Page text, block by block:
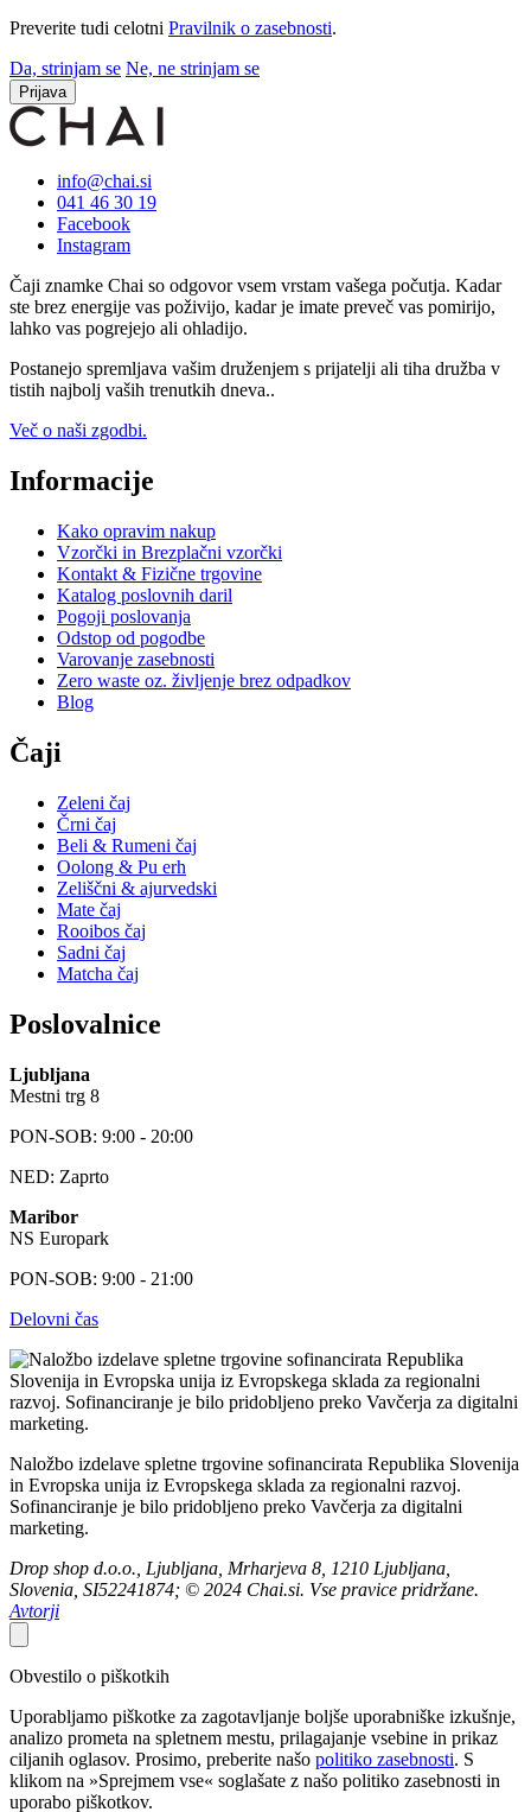
Preverite tudi celotni Pravilnik o zasebnosti.
Da, strinjam se Ne, ne strinjam se
Prijava
info@chai.si
041 46 30 19
Facebook
Instagram
Čaji znamke Chai so odgovor vsem vrstam vašega počutja. Kadar
ste brez energije vas poživijo, kadar je imate preveč vas pomirijo,
lahko vas pogrejejo ali ohladijo.
Postanejo spremljava vašim druženjem s prijatelji ali tiha družba v
tistih najbolj vaših trenutkih dneva..
Več o naši zgodbi.
Informacije
Kako opravim nakup
Vzorčki in Brezplačni vzorčki
Kontakt & Fizične trgovine
Katalog poslovnih daril
Pogoji poslovanja
Odstop od pogodbe
Varovanje zasebnosti
Zero waste oz. življenje brez odpadkov
Blog
Čaji
Zeleni čaj
Črni čaj
Beli & Rumeni čaj
Oolong & Pu erh
Zeliščni & ajurvedski
Mate čaj
Rooibos čaj
Sadni čaj
Matcha čaj
Poslovalnice
Ljubljana
Mestni trg 8
PON-SOB: 9:00 - 20:00
NED: Zaprto
Maribor
NS Europark
PON-SOB: 9:00 - 21:00
Delovni čas
Naložbo izdelave spletne trgovine sofinancirata Republika Slovenija
in Evropska unija iz Evropskega sklada za regionalni razvoj.
Sofinanciranje je bilo pridobljeno preko Vavčerja za digitalni
marketing.
Drop shop d.o.o., Ljubljana, Mrharjeva 8, 1210 Ljubljana,
Slovenia, SI52241874; © 2024 Chai.si. Vse pravice pridržane.
Avtorji